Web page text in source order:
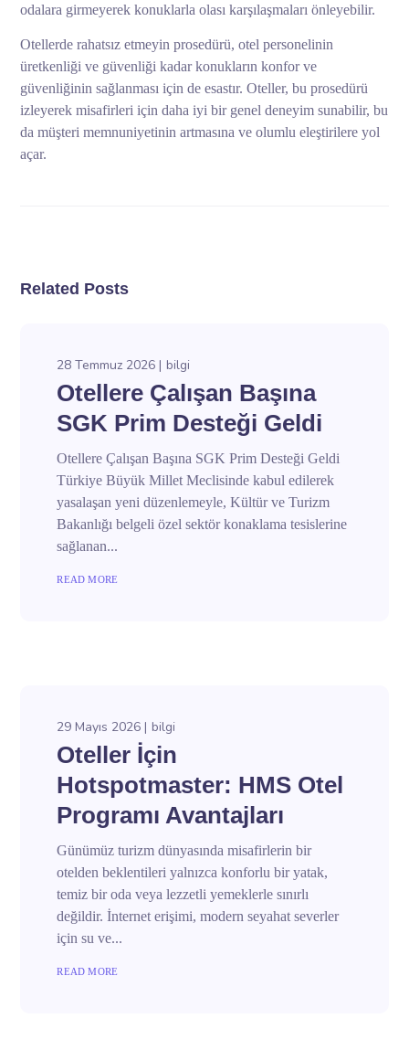
odalara girmeyerek konuklarla olası karşılaşmaları önleyebilir.
Otellerde rahatsız etmeyin prosedürü, otel personelinin
üretkenliği ve güvenliği kadar konukların konfor ve
güvenliğinin sağlanması için de esastır. Oteller, bu prosedürü
izleyerek misafirleri için daha iyi bir genel deneyim sunabilir, bu
da müşteri memnuniyetinin artmasına ve olumlu eleştirilere yol
açar.
Related Posts
28 Temmuz 2026 bilgi
Otellere Çalışan Başına
SGK Prim Desteği Geldi
Otellere Çalışan Başına SGK Prim Desteği Geldi
Türkiye Büyük Millet Meclisinde kabul edilerek
yasalaşan yeni düzenlemeyle, Kültür ve Turizm
Bakanlığı belgeli özel sektör konaklama tesislerine
sağlanan...
READ MORE
29 Mayıs 2026 bilgi
Oteller İçin
Hotspotmaster: HMS Otel
Programı Avantajları
Günümüz turizm dünyasında misafirlerin bir
otelden beklentileri yalnızca konforlu bir yatak,
temiz bir oda veya lezzetli yemeklerle sınırlı
değildir. İnternet erişimi, modern seyahat severler
için su ve...
READ MORE